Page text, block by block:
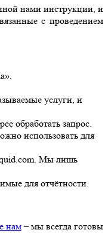
нами инструкции, и
с проведением
услуги, и
обработать запрос.
использовать для
Мы лишь
для отчётности.
нам– мы всегда готовы